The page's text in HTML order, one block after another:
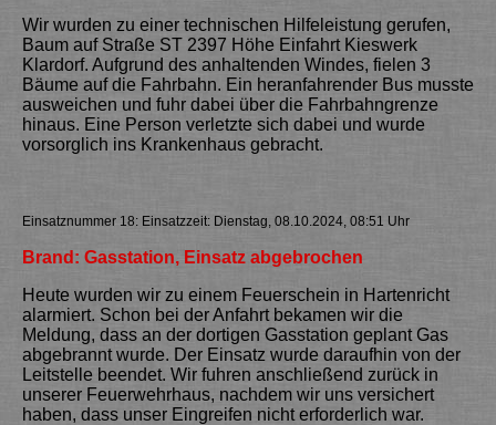
Wir wurden zu einer technischen Hilfeleistung gerufen,
Baum auf Straße ST 2397 Höhe Einfahrt Kieswerk
Klardorf. Aufgrund des anhaltenden Windes, fielen 3
Bäume auf die Fahrbahn. Ein heranfahrender Bus musste
ausweichen und fuhr dabei über die Fahrbahngrenze
hinaus. Eine Person verletzte sich dabei und wurde
vorsorglich ins Krankenhaus gebracht.
Einsatznummer 18: Einsatzzeit: Dienstag, 08.10.2024, 08:51 Uhr
Brand: Gasstation, Einsatz abgebrochen
Heute wurden wir zu einem Feuerschein in Hartenricht
alarmiert. Schon bei der Anfahrt bekamen wir die
Meldung, dass an der dortigen Gasstation geplant Gas
abgebrannt wurde. Der Einsatz wurde daraufhin von der
Leitstelle beendet. Wir fuhren anschließend zurück in
unserer Feuerwehrhaus, nachdem wir uns versichert
haben, dass unser Eingreifen nicht erforderlich war.